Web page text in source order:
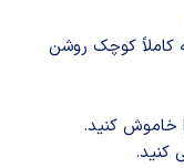
کاملاً کوچک روشن
خاموش کنید.
کنید.